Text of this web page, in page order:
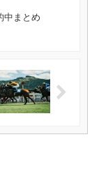
中まとめ